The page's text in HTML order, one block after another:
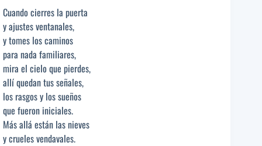
Cuando cierres la puerta
y ajustes ventanales,
y tomes los caminos
para nada familiares,
mira el cielo que pierdes,
allí quedan tus señales,
los rasgos y los sueños
que fueron iniciales.
Más allá están las nieves
y crueles vendavales.